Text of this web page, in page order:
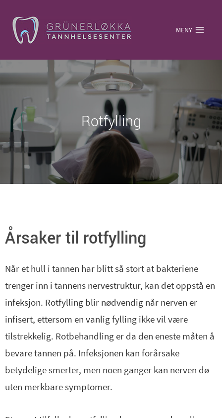
MENY
Rotfylling
Årsaker til rotfylling
Når et hull i tannen har blitt så stort at bakteriene
trenger inn i tannens nervestruktur, kan det oppstå en
infeksjon. Rotfylling blir nødvendig når nerven er
infisert, ettersom en vanlig fylling ikke vil være
tilstrekkelig. Rotbehandling er da den eneste måten å
bevare tannen på. Infeksjonen kan forårsake
betydelige smerter, men noen ganger kan nerven dø
uten merkbare symptomer.